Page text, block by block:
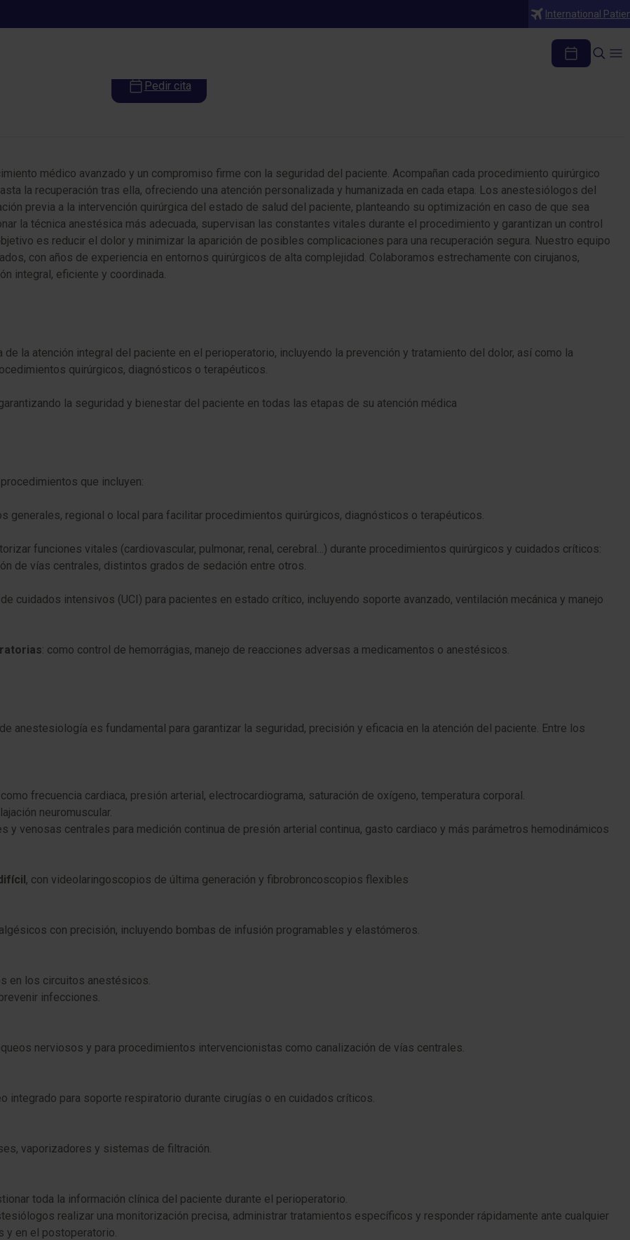
International
Anestesiología y Reanimación
Pedir cita
médico avanzado y un compromiso firme con la seguridad del paciente. Acompañan cada procedimiento quirúrgico
la recuperación tras ella, ofreciendo una atención personalizada y humanizada en cada etapa. Los anestesiólogos del
previa a la intervención quirúrgica del estado de salud del paciente, planteando su optimización en caso de que sea
la técnica anestésica más adecuada, supervisan las constantes vitales durante el procedimiento y garantizan un control
es reducir el dolor y minimizar la aparición de posibles complicaciones para una recuperación segura. Nuestro equipo
con años de experiencia en entornos quirúrgicos de alta complejidad. Colaboramos estrechamente con cirujanos,
integral, eficiente y coordinada.
la atención integral del paciente en el perioperatorio, incluyendo la prevención y tratamiento del dolor, así como la
quirúrgicos, diagnósticos o terapéuticos.
la seguridad y bienestar del paciente en todas las etapas de su atención médica
que incluyen:
generales, regional o local para facilitar procedimientos quirúrgicos, diagnósticos o terapéuticos.
funciones vitales (cardiovascular, pulmonar, renal, cerebral…) durante procedimientos quirúrgicos y cuidados críticos:
de vías centrales, distintos grados de sedación entre otros.
cuidados intensivos (UCI) para pacientes en estado crítico, incluyendo soporte avanzado, ventilación mecánica y manejo
: como control de hemorrágias, manejo de reacciones adversas a medicamentos o anestésicos.
anestesiología es fundamental para garantizar la seguridad, precisión y eficacia en la atención del paciente. Entre los
frecuencia cardiaca, presión arterial, electrocardiograma, saturación de oxígeno, temperatura corporal.
neuromuscular.
y venosas centrales para medición continua de presión arterial continua, gasto cardiaco y más parámetros hemodinámicos
, con videolaringoscopios de última generación y fibrobroncoscopios flexibles
con precisión, incluyendo bombas de infusión programables y elastómeros.
en los circuitos anestésicos.
infecciones.
nerviosos y para procedimientos intervencionistas como canalización de vías centrales.
integrado para soporte respiratorio durante cirugías o en cuidados críticos.
vaporizadores y sistemas de filtración.
toda la información clínica del paciente durante el perioperatorio.
realizar una monitorización precisa, administrar tratamientos específicos y responder rápidamente ante cualquier
y en el postoperatorio.